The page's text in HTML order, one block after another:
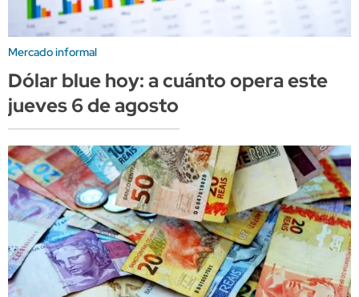
Mercado informal
Dólar blue hoy: a cuánto opera este
jueves 6 de agosto